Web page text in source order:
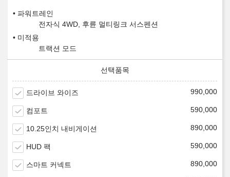
파워트레인
전자식 4WD, 후륜 멀티링크 서스펜션
미적용
트랙션 모드
드라이브 와이즈 990,000
컴포트 590,000
10.25인치 내비게이션 890,000
HUD 팩 590,000
스마트 커넥트 890,000